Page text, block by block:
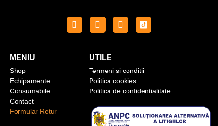
MENIU
Shop
Echipamente
Consumabile
Contact
Formular Retur
UTILE
Termeni si conditii
Politica cookies
Politica de confidentialitate